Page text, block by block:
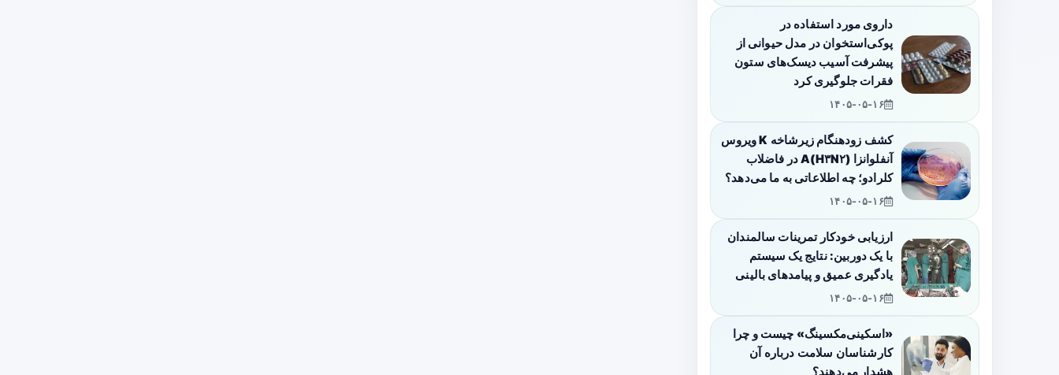
داروی مورد استفاده در
پوکی‌استخوان در مدل حیوانی از
پیشرفت آسیب دیسک‌های ستون
فقرات جلوگیری کرد
۱۴۰۵-۰۵-۱۶
کشف زودهنگام زیرشاخه K ویروس
آنفلوانزا A(H۳N۲) در فاضلاب
کلرادو؛ چه اطلاعاتی به ما می‌دهد؟
۱۴۰۵-۰۵-۱۶
ارزیابی خودکار تمرینات سالمندان
با یک دوربین: نتایج یک سیستم
یادگیری عمیق و پیامدهای بالینی
۱۴۰۵-۰۵-۱۶
«اسکینی‌مکسینگ» چیست و چرا
کارشناسان سلامت درباره آن
هشدار می‌دهند؟